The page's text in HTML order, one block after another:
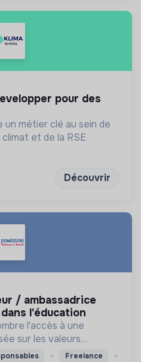
un métier clé au sein de
et de la RSE
Découvrir
l'éducation
l'accès à une
sur les valeurs
coût !
Freelance